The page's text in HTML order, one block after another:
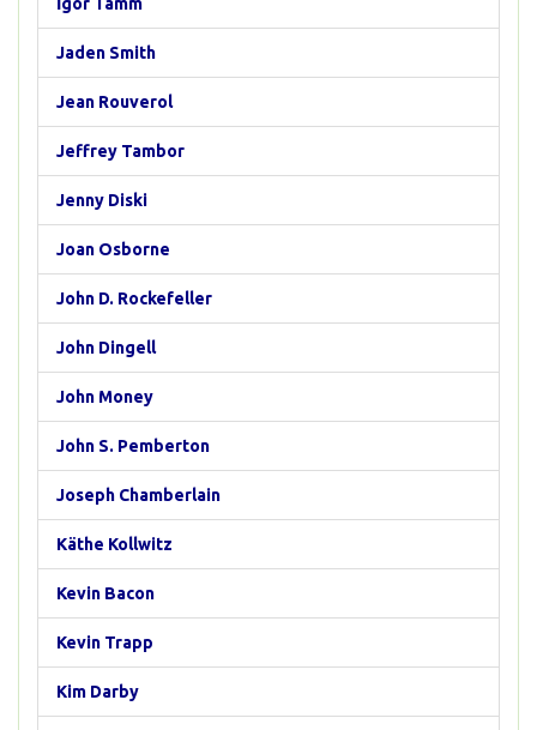
Jaden Smith
Jean Rouverol
Jeffrey Tambor
Jenny Diski
Joan Osborne
John D. Rockefeller
John Dingell
John Money
John S. Pemberton
Joseph Chamberlain
Käthe Kollwitz
Kevin Bacon
Kevin Trapp
Kim Darby